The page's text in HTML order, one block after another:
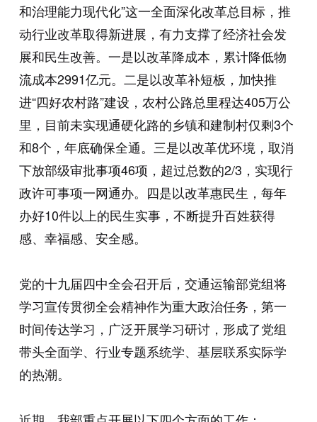
和治理能力现代化”这一全面深化改革总目标，推
动行业改革取得新进展，有力支撑了经济社会发
展和民生改善。一是以改革降成本，累计降低物
流成本2991亿元。二是以改革补短板，加快推
进“四好农村路”建设，农村公路总里程达405万公
里，目前未实现通硬化路的乡镇和建制村仅剩3个
和8个，年底确保全通。三是以改革优环境，取消
下放部级审批事项46项，超过总数的2/3，实现行
政许可事项一网通办。四是以改革惠民生，每年
办好10件以上的民生实事，不断提升百姓获得
感、幸福感、安全感。
党的十九届四中全会召开后，交通运输部党组将
学习宣传贯彻全会精神作为重大政治任务，第一
时间传达学习，广泛开展学习研讨，形成了党组
带头全面学、行业专题系统学、基层联系实际学
的热潮。